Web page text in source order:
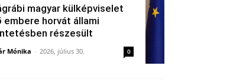
magyar külképviselet
embere horvát állami
részesült
Mónika - 2026, július 30. 0